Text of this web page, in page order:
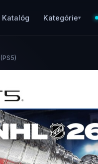
Katalóg Kategórie▾